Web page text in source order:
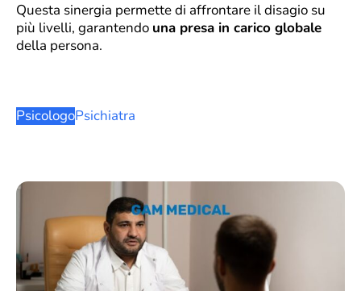
Questa sinergia permette di affrontare il disagio su
più livelli, garantendo una presa in carico globale
della persona.
PsicologoPsichiatra